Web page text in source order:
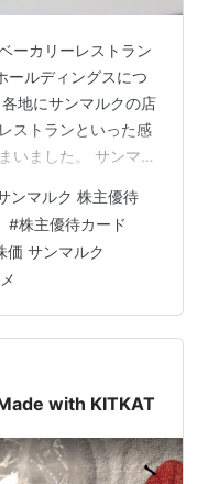
ーカリーレストラン
ールディングスにつ
地にサンマルクの店
ストランといった感
いました。 サンマル
ができるサンマルク
鎌倉パスタを中心に
しています。 株主優
クホールディングス
です。 優待カードの
ンマルク 株主優待
#株主優待カード
価 サンマルク
Made with KITKAT